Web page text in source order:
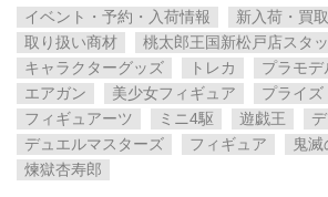
イベント・予約・入荷情報
新入荷・買
取り扱い商材
桃太郎王国新松戸店スタ
キャラクターグッズ
トレカ プラモデ
エアガン
美少女フィギュア プライズ
フィギュアーツ
ミニ4駆 遊戯王
デュエルマスターズ
フィギュア 鬼滅
煉獄杏寿郎